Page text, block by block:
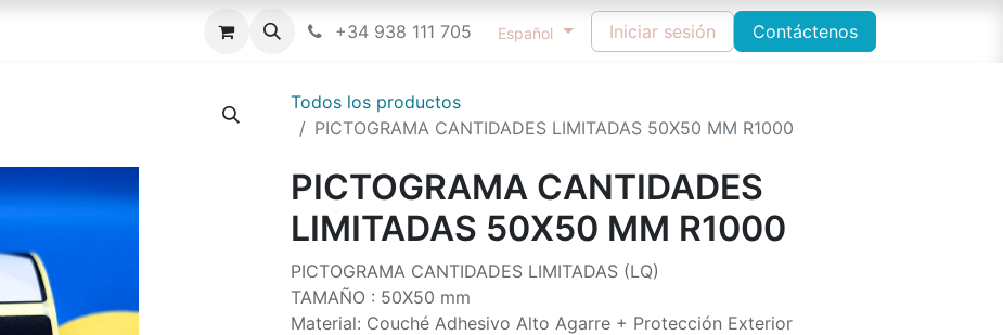
Solicitud de Información/ Consultoría Cursos Blog Cita Incidencias Pedidos / Entregas / Gestión de Calidad
+34 938 111 705 Español Iniciar sesión Contáctenos
Todos los productos
PICTOGRAMA CANTIDADES LIMITADAS 50X50 MM R1000
PICTOGRAMA CANTIDADES
LIMITADAS 50X50 MM R1000
PICTOGRAMA CANTIDADES LIMITADAS (LQ)
TAMAÑO : 50X50 mm
Material: Couché Adhesivo Alto Agarre + Protección Exterior